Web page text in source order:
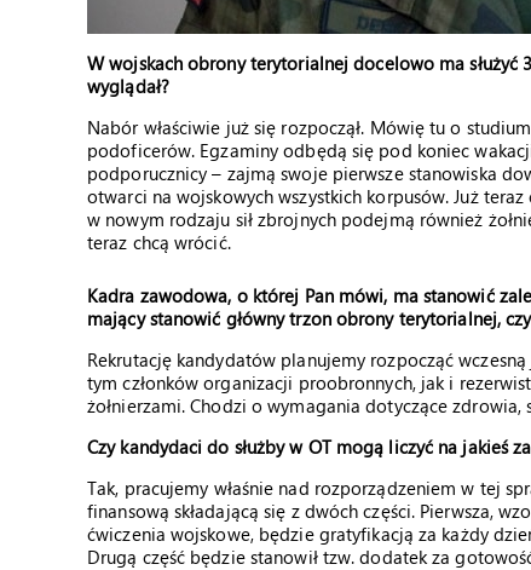
W wojskach obrony terytorialnej docelowo ma służyć
wyglądał?
Nabór właściwie już się rozpoczął. Mówię tu o
podoficerów. Egzaminy odbędą się pod koniec
podporucznicy – zajmą swoje pierwsze stanowiska
otwarci na wojskowych wszystkich korpusów. Już teraz
w nowym rodzaju sił zbrojnych podejmą również
teraz chcą wrócić.
Kadra zawodowa, o której Pan mówi, ma stanowić
mający stanowić główny trzon obrony terytorialnej,
Rekrutację kandydatów planujemy rozpocząć
tym członków organizacji proobronnych, jak i
żołnierzami. Chodzi o wymagania dotyczące
Czy kandydaci do służby w OT mogą liczyć na jakieś
Tak, pracujemy właśnie nad rozporządzeniem w tej
finansową składającą się z dwóch części. Pierwsza,
ćwiczenia wojskowe, będzie gratyfikacją za każdy
Drugą część będzie stanowił tzw. dodatek za